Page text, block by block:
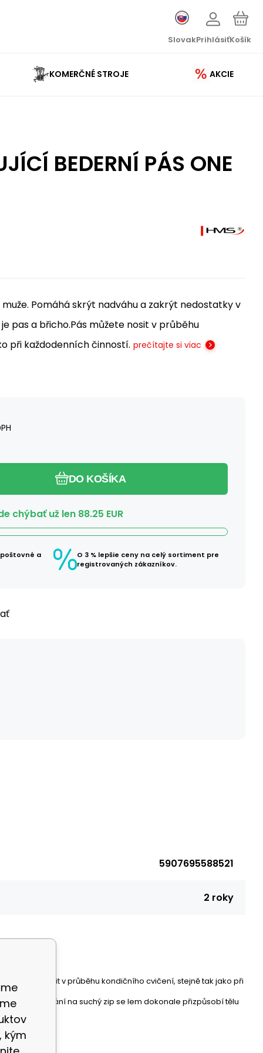
SlovakPrihlásiťKošík
KOMERČNÉ STROJE AKCIE
BEDERNÍ PÁS ONE
Pomáhá skrýt nadváhu a zakrýt nedostatky v
pas a břicho.Pás můžete nosit v průběhu
při každodenních činností. prečítajte si viac
DO KOŠÍKA
chýbať už len 88.25 EUR
a
O 3 % lepšie ceny na celý sortiment pre
registrovaných zákazníkov.
5907695588521
2 roky
můžete nosit v průběhu kondičního cvičení, stejně tak jako při
a zapínání na suchý zip se lem dokonale přizpůsobí tělu
kým